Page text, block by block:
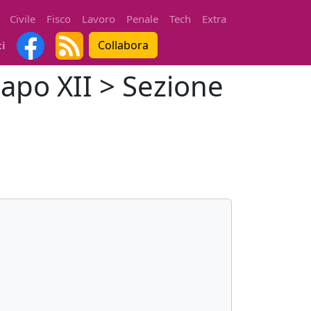
Civile Fisco Lavoro Penale Tech
Extra
Collabora
XII > Sezione